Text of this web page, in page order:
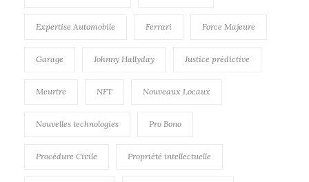
Expertise Automobile Ferrari Force Majeure
Garage Johnny Hallyday Justice prédictive
Meurtre NFT Nouveaux Locaux
Nouvelles technologies Pro Bono
Procédure Civile Propriété intellectuelle